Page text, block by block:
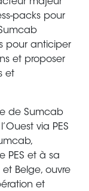
packs pour
pour anticiper
et proposer
et
de Sumcab
via PES
PES et à sa
Belge, ouvre
et